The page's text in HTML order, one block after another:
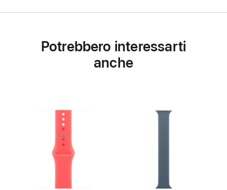
Potrebbero interessarti
anche